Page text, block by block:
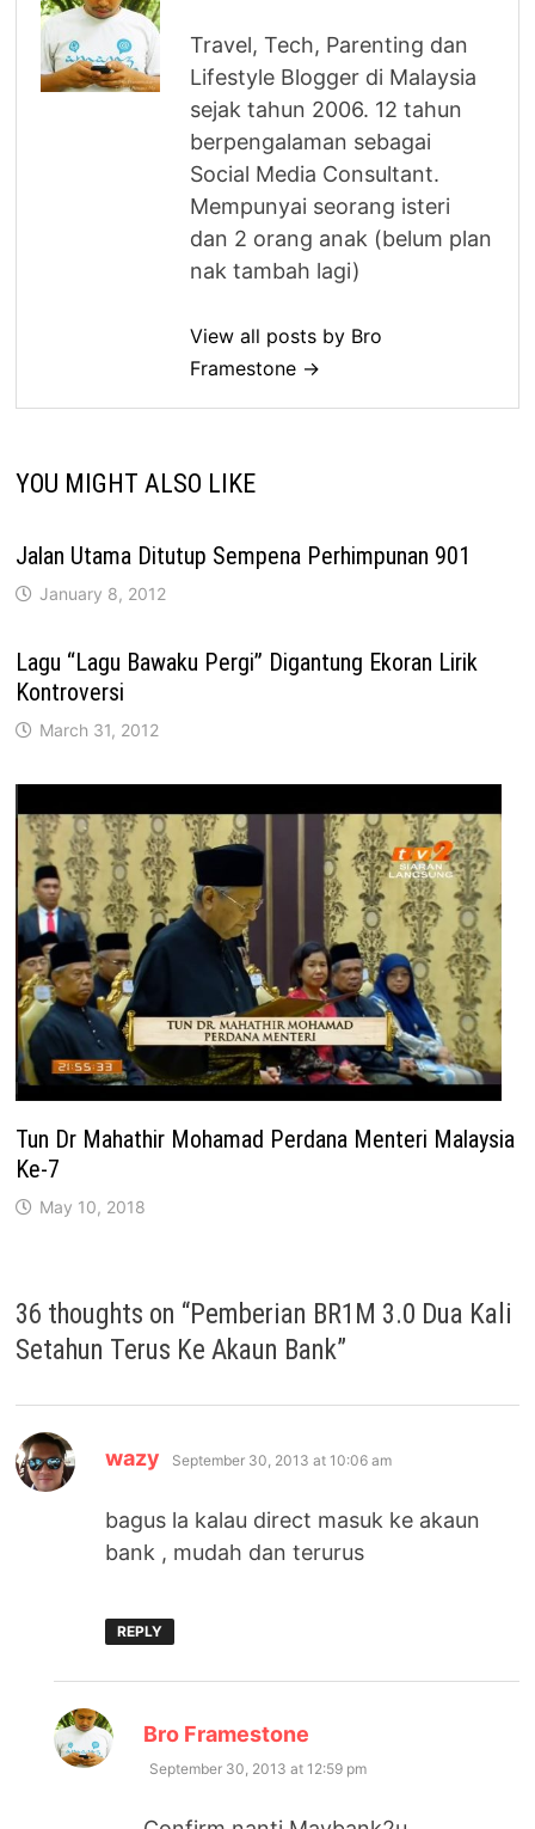
Travel, Tech, Parenting dan
Lifestyle Blogger di Malaysia
sejak tahun 2006. 12 tahun
berpengalaman sebagai
Social Media Consultant.
Mempunyai seorang isteri
dan 2 orang anak (belum plan
nak tambah lagi)
View all posts by Bro
Framestone →
YOU MIGHT ALSO LIKE
Jalan Utama Ditutup Sempena Perhimpunan 901
January 8, 2012
Lagu “Lagu Bawaku Pergi” Digantung Ekoran Lirik
Kontroversi
March 31, 2012
Tun Dr Mahathir Mohamad Perdana Menteri Malaysia
Ke-7
May 10, 2018
36 thoughts on “Pemberian BR1M 3.0 Dua Kali
Setahun Terus Ke Akaun Bank”
wazy says:
September 30, 2013 at 10:06 am
bagus la kalau direct masuk ke akaun
bank , mudah dan terurus
REPLY
Bro Framestone
September 30, 2013 at 12:59 pm